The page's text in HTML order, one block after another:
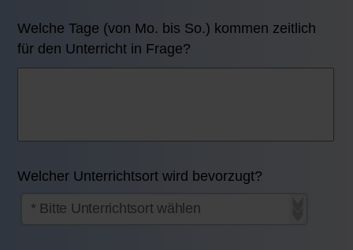
Welche Tage (von Mo. bis So.) kommen zeitlich
für den Unterricht in Frage?
Welcher Unterrichtsort wird bevorzugt?